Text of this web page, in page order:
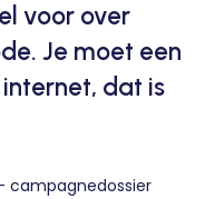
voor over
Je moet een
dat is
campagnedossier